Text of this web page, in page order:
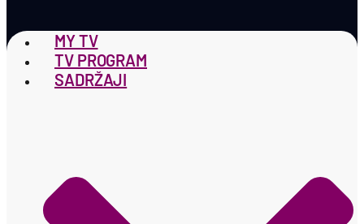
MY TV
TV PROGRAM
SADRŽAJI